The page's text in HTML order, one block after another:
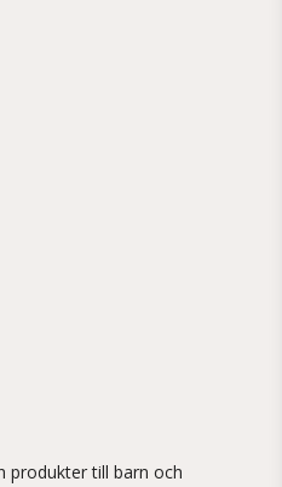
produkter till barn och